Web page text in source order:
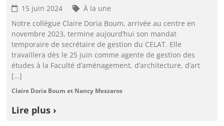
15 juin 2024
À la une
Notre collègue Claire Doria Boum, arrivée au centre en
novembre 2023, termine aujourd’hui son mandat
temporaire de secrétaire de gestion du CELAT. Elle
travaillera dès le 25 juin comme agente de gestion des
études à la Faculté d’aménagement, d’architecture, d’art
[…]
Claire Doria Boum et Nancy Meszaros
Lire plus ›